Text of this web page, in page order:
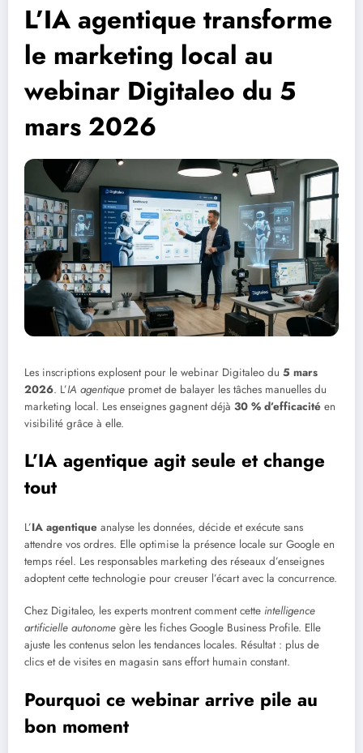
L’IA agentique transforme
le marketing local au
webinar Digitaleo du 5
mars 2026
Les inscriptions explosent pour le webinar Digitaleo du 5 mars
2026. L’IA agentique promet de balayer les tâches manuelles du
marketing local. Les enseignes gagnent déjà 30 % d’efficacité en
visibilité grâce à elle.
L’IA agentique agit seule et change
tout
L’IA agentique analyse les données, décide et exécute sans
attendre vos ordres. Elle optimise la présence locale sur Google en
temps réel. Les responsables marketing des réseaux d’enseignes
adoptent cette technologie pour creuser l’écart avec la concurrence.
Chez Digitaleo, les experts montrent comment cette intelligence
artificielle autonome gère les fiches Google Business Profile. Elle
ajuste les contenus selon les tendances locales. Résultat : plus de
clics et de visites en magasin sans effort humain constant.
Pourquoi ce webinar arrive pile au
bon moment